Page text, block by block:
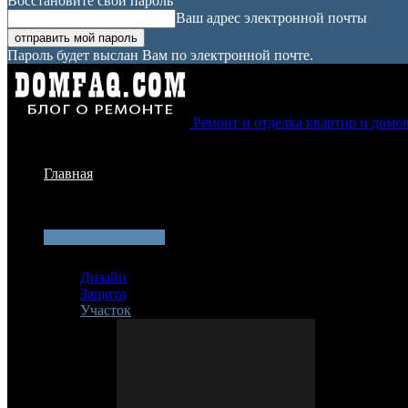
Ваш адрес электронной почты
Пароль будет выслан Вам по электронной почте.
Ремонт и отделка квартир и
Главная
Дизайн
Защита
Участок